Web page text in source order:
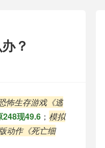
？
怖生存游戏《逃
248现49.6 ； 模拟
动作《死亡细